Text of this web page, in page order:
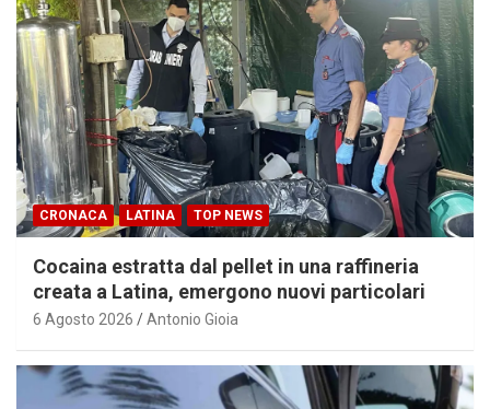
CRONACA LATINA TOP NEWS
Cocaina estratta dal pellet in una raffineria
creata a Latina, emergono nuovi particolari
6 Agosto 2026 Antonio Gioia